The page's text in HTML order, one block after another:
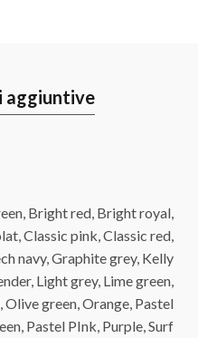
aggiuntive
Bright red, Bright royal,
Classic pink, Classic red,
navy, Graphite grey, Kelly
Light grey, Lime green,
green, Orange, Pastel
Pastel PInk, Purple, Surf